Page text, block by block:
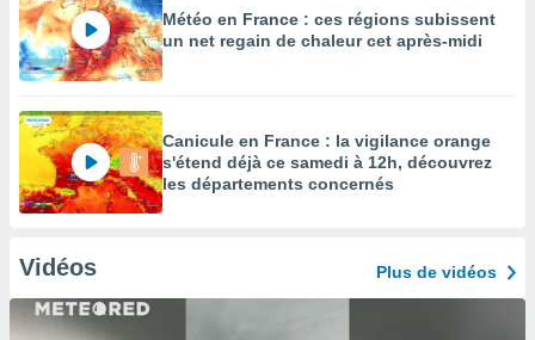
Météo en France : ces régions subissent
un net regain de chaleur cet après-midi
Canicule en France : la vigilance orange
s'étend déjà ce samedi à 12h, découvrez
les départements concernés
Vidéos Plus de vidéos